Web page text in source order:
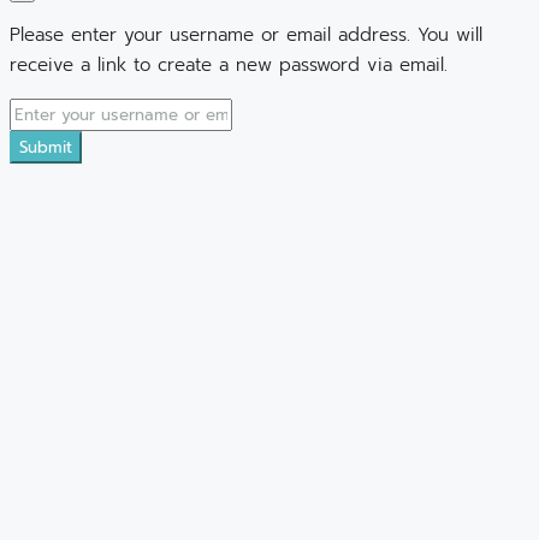
Please enter your username or email address. You will
receive a link to create a new password via email.
Submit